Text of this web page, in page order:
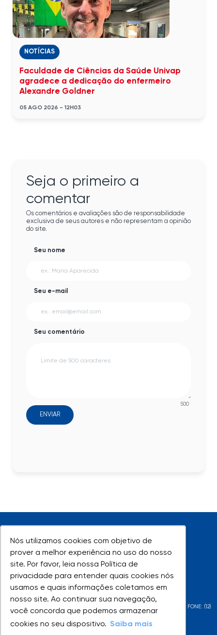
Nós utilizamos cookies com objetivo de
prover a melhor experiência no uso do nosso
site. Por favor, leia nossa Política de
privacidade para entender quais cookies nós
usamos e quais informações coletamos em
nosso site. Ao continuar sua navegação,
você concorda que podemos armazenar
cookies no seu dispositivo. Saiba mais
Nós utilizamos cookies com objetivo de
prover a melhor experiência no uso do nosso
site. Por favor, leia nossa Política de
privacidade para entender quais cookies nós
usamos e quais informações coletamos em
nosso site. Ao continuar sua navegação,
você concorda que podemos armazenar
cookies no seu dispositivo. Saiba mais
NOTÍCIAS
Faculdade de Ciências da Saúde Univap
agradece a dedicação do enfermeiro
Alexandre Goldner
05 AGO 2026 - 12H03
Seja o primeiro a
comentar
Os comentários e avaliações são de responsabilidade
exclusiva de seus autores e não representam a opinião
do site.
Seu nome
Seu e-mail
Seu comentário
500
ENVIAR
UNIVAP - Todos os direitos reservados
AV. SHISHIMA HIFUMI, 2911 - URBANOVA - SÃO JOSÉ DOS CAMPOS - SP - FONE: (12)